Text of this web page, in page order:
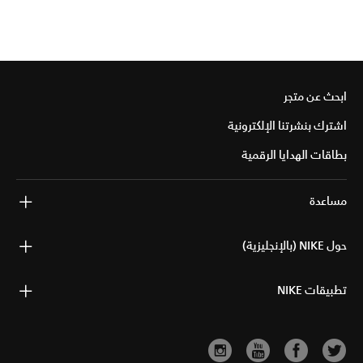
ابحث عن متجر
اشترك بنشرتنا الإلكترونية
بطاقات الهدايا الرقمية
مساعدة
حول NIKE (بالإنجليزية)
تطبيقات NIKE